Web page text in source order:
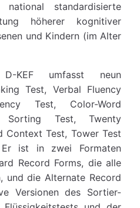
standardisierte
höherer kognitiver
und Kindern (im Alter
KEF umfasst neun
Test, Verbal Fluency
Test, Color-Word
Sorting Test, Twenty
Context Test, Tower Test
ist in zwei Formaten
Record Forms, die alle
und die Alternate Record
Versionen des Sortier-